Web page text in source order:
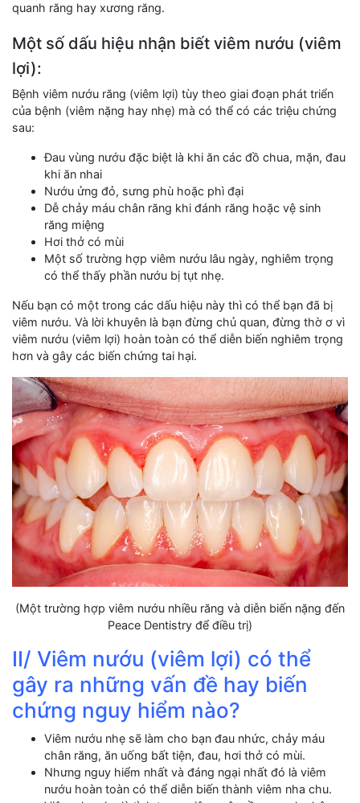
quanh răng hay xương răng.
Một số dấu hiệu nhận biết viêm nướu (viêm
lợi):
Bệnh viêm nướu răng (viêm lợi) tùy theo giai đoạn phát triển
của bệnh (viêm nặng hay nhẹ) mà có thể có các triệu chứng
sau:
Đau vùng nướu đặc biệt là khi ăn các đồ chua, mặn, đau
khi ăn nhai
Nướu ửng đỏ, sưng phù hoặc phì đại
Dễ chảy máu chân răng khi đánh răng hoặc vệ sinh
răng miệng
Hơi thở có mùi
Một số trường hợp viêm nướu lâu ngày, nghiêm trọng
có thể thấy phần nướu bị tụt nhẹ.
Nếu bạn có một trong các dấu hiệu này thì có thể bạn đã bị
viêm nướu. Và lời khuyên là bạn đừng chủ quan, đừng thờ ơ vì
viêm nướu (viêm lợi) hoàn toàn có thể diễn biến nghiêm trọng
hơn và gây các biến chứng tai hại.
(Một trường hợp viêm nướu nhiều răng và diễn biến nặng đến
Peace Dentistry để điều trị)
II/ Viêm nướu (viêm lợi) có thể
gây ra những vấn đề hay biến
chứng nguy hiểm nào?
Viêm nướu nhẹ sẽ làm cho bạn đau nhức, chảy máu
chân răng, ăn uống bất tiện, đau, hơi thở có mùi.
Nhưng nguy hiểm nhất và đáng ngại nhất đó là viêm
nướu hoàn toàn có thể diễn biến thành viêm nha chu.